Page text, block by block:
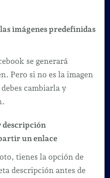
imágenes predefinidas
se generará
Pero si no es la imagen
cambiarla y
un enlace
tienes la opción de
descripción antes de